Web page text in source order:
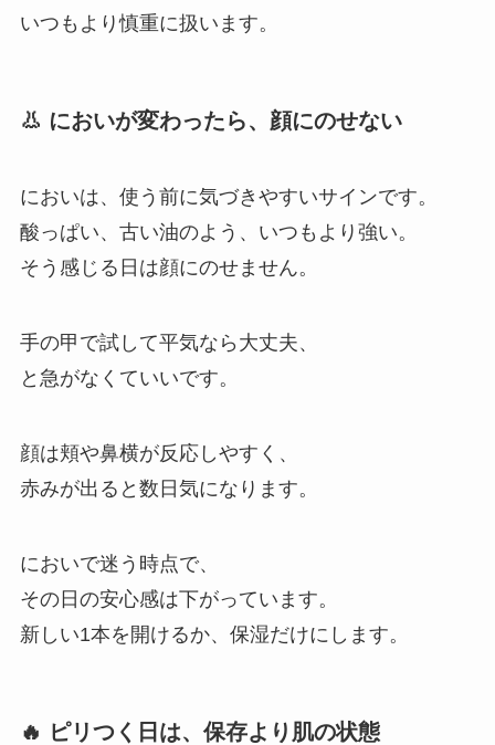
いつもより慎重に扱います。
👃 においが変わったら、顔にのせない
においは、使う前に気づきやすいサインです。
酸っぱい、古い油のよう、いつもより強い。
そう感じる日は顔にのせません。
手の甲で試して平気なら大丈夫、
と急がなくていいです。
顔は頬や鼻横が反応しやすく、
赤みが出ると数日気になります。
においで迷う時点で、
その日の安心感は下がっています。
新しい1本を開けるか、保湿だけにします。
🔥 ピリつく日は、保存より肌の状態